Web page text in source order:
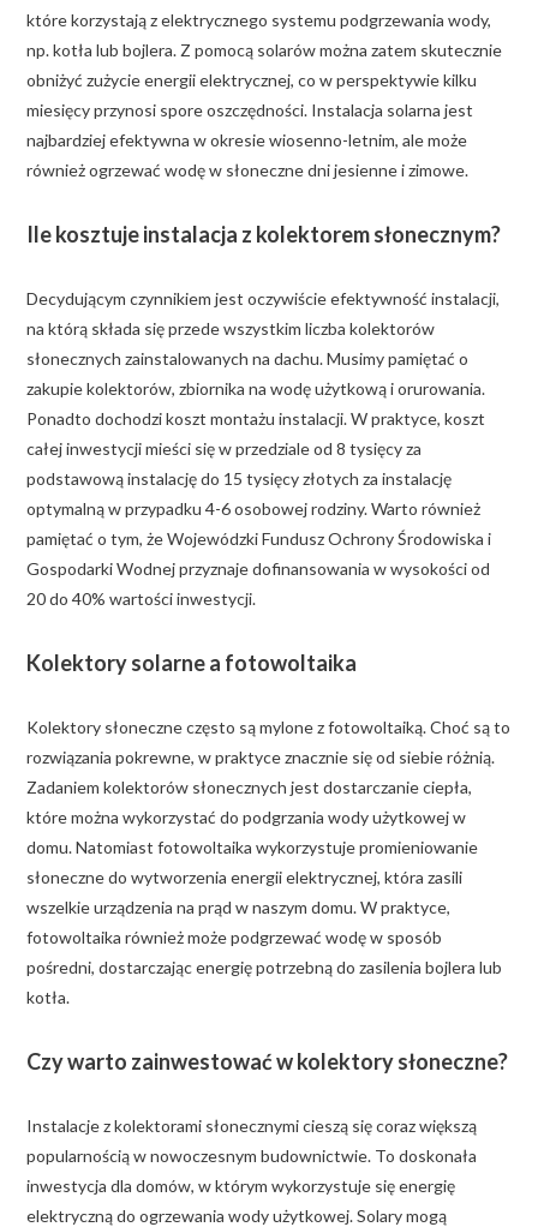
które korzystają z elektrycznego systemu podgrzewania wody,
np. kotła lub bojlera. Z pomocą solarów można zatem skutecznie
obniżyć zużycie energii elektrycznej, co w perspektywie kilku
miesięcy przynosi spore oszczędności. Instalacja solarna jest
najbardziej efektywna w okresie wiosenno-letnim, ale może
również ogrzewać wodę w słoneczne dni jesienne i zimowe.
Ile kosztuje instalacja z kolektorem słonecznym?
Decydującym czynnikiem jest oczywiście efektywność instalacji,
na którą składa się przede wszystkim liczba kolektorów
słonecznych zainstalowanych na dachu. Musimy pamiętać o
zakupie kolektorów, zbiornika na wodę użytkową i orurowania.
Ponadto dochodzi koszt montażu instalacji. W praktyce, koszt
całej inwestycji mieści się w przedziale od 8 tysięcy za
podstawową instalację do 15 tysięcy złotych za instalację
optymalną w przypadku 4-6 osobowej rodziny. Warto również
pamiętać o tym, że Wojewódzki Fundusz Ochrony Środowiska i
Gospodarki Wodnej przyznaje dofinansowania w wysokości od
20 do 40% wartości inwestycji.
Kolektory solarne a fotowoltaika
Kolektory słoneczne często są mylone z fotowoltaiką. Choć są to
rozwiązania pokrewne, w praktyce znacznie się od siebie różnią.
Zadaniem kolektorów słonecznych jest dostarczanie ciepła,
które można wykorzystać do podgrzania wody użytkowej w
domu. Natomiast fotowoltaika wykorzystuje promieniowanie
słoneczne do wytworzenia energii elektrycznej, która zasili
wszelkie urządzenia na prąd w naszym domu. W praktyce,
fotowoltaika również może podgrzewać wodę w sposób
pośredni, dostarczając energię potrzebną do zasilenia bojlera lub
kotła.
Czy warto zainwestować w kolektory słoneczne?
Instalacje z kolektorami słonecznymi cieszą się coraz większą
popularnością w nowoczesnym budownictwie. To doskonała
inwestycja dla domów, w którym wykorzystuje się energię
elektryczną do ogrzewania wody użytkowej. Solary mogą